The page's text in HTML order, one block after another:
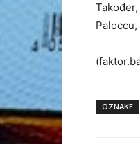
OZNAKE